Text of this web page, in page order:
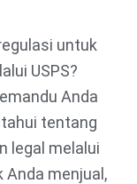
untuk
USPS?
Anda
tentang
legal melalui
Anda menjual,